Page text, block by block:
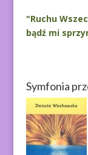
"Ruchu
bądź mi
Symfonia